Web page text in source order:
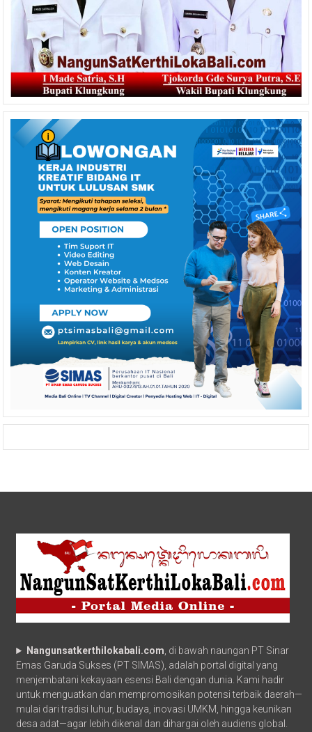
Nangunsatkerthilokabali.com , di bawah naungan PT Sinar
Emas Garuda Sukses (PT SIMAS), adalah portal digital yang
menjembatani kekayaan esensi Bali dengan dunia. Kami hadir
untuk menguatkan dan mempromosikan potensi terbaik daerah—
mulai dari tradisi luhur, budaya, inovasi UMKM, hingga keunikan
desa adat—agar lebih dikenal dan dihargai oleh audiens global.